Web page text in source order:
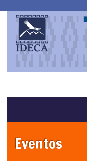
Eventos